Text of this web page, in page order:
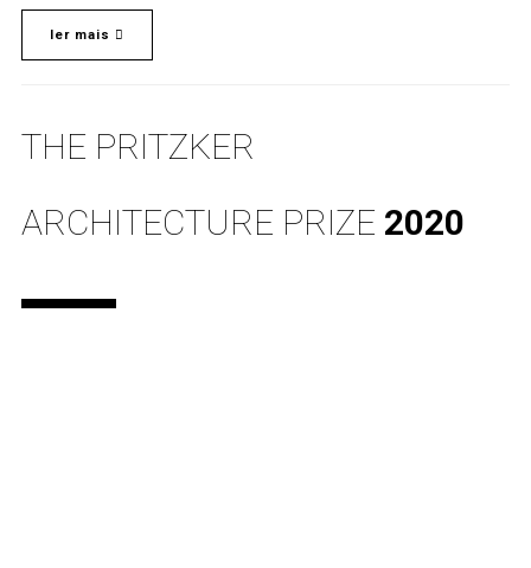
ler mais
THE PRITZKER
ARCHITECTURE PRIZE 2020